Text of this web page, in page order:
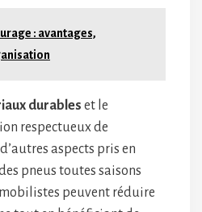
: avantages,
durables et le
respectueux de
aspects pris en
pneus toutes saisons
peuvent réduire